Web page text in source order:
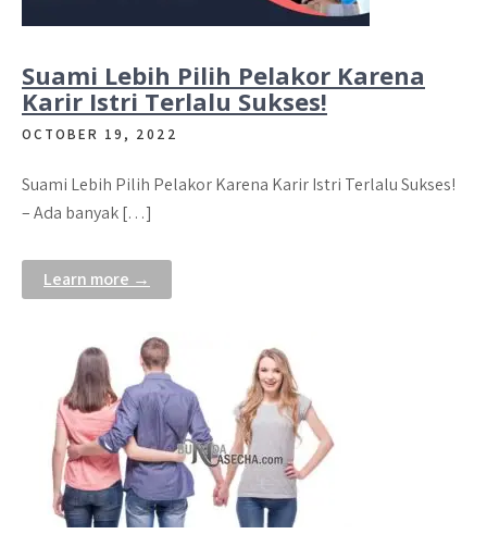
Suami Lebih Pilih Pelakor Karena
Karir Istri Terlalu Sukses!
OCTOBER 19, 2022
Suami Lebih Pilih Pelakor Karena Karir Istri Terlalu Sukses!
– Ada banyak […]
Learn more →